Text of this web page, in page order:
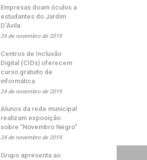
Empresas doam óculos a
estudantes do Jardim
D’Ávila
24 de novembro de 2019
Centros de Inclusão
Digital (CIDs) oferecem
curso gratuito de
informática
24 de novembro de 2019
Alunos da rede municipal
realizam exposição
sobre “Novembro Negro”
24 de novembro de 2019
Grupo apresenta ao